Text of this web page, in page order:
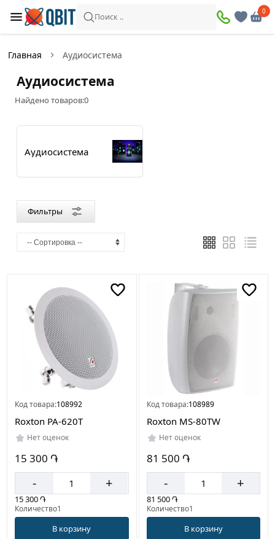
Поиск ..
0
Главная Аудиосистема
Аудиосистема
Найдено товаров:0
Аудиосистема
Фильтры
Фильтры
наличии
скидкой
Бренд
Белый
производителя
Код товара:108992
Roxton PA-620T
Нет оценок
15 300 ֏
- +
15 300 ֏
Количество1
В корзину
Код товара:108989
Roxton MS-80TW
Нет оценок
81 500 ֏
- +
81 500 ֏
Количество1
В корзину